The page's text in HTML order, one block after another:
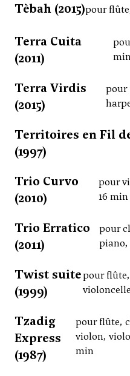
Tèbah (2015)pour
Terra Cuita
(2011)
Terra Virdis
(2015)
pour
Territoires en Fil
(1997)
Trio Curvo
(2010)
pour
16 min
Trio Erratico
(2011)
pour
piano,
Twist suite
(1999)
pour
Tzadig
Express
(1987)
pour flûte,
violon,
min